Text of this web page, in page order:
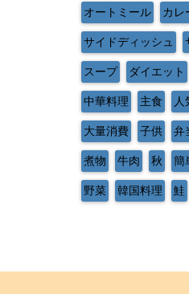
オートミール カレ
サイドディッシュ
スープ ダイエット
中華料理 主食 人
大量消費 子供 弁
煮物 牛肉 秋 簡
野菜 韓国料理 鮭